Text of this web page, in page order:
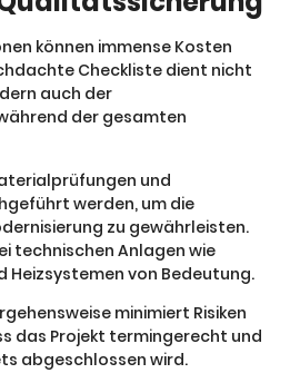
können immense Kosten
Checkliste dient nicht
auch der
der gesamten
und
werden, um die
zu gewährleisten.
technischen Anlagen wie
Heizsystemen von Bedeutung.
minimiert Risiken
das Projekt termingerecht und
abgeschlossen wird.